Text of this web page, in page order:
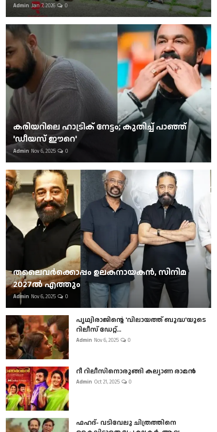
Admin Jan 7, 2026 0
കരിയറിലെ ഹാട്രിക് നേട്ടം; കുതിച്ച് പാഞ്ഞ്
'ഡീയസ് ഈറെ'
Admin Nov 6, 2025 0
തലൈവര്‍ക്കൊപ്പം ഉലകനായകന്‍, സിനിമ
2027ല്‍ എത്തും
Admin Nov 6, 2025 0
പൃഥ്വിരാജിന്റെ 'വിലായത്ത് ബുദ്ധ'യുടെ
റിലീസ് ഡേറ്റ്...
Admin Nov 6, 2025 0
റീ റിലീസിനൊരുങ്ങി കല്യാണ രാമൻ
Admin Oct 21, 2025 0
ഫഹദ്- വടിവേലു ചിത്രത്തിനെ